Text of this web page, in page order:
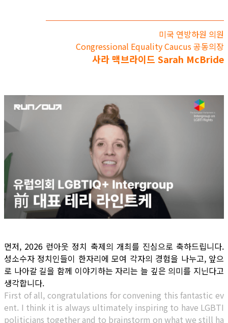
미국 연방하원 의원
Congressional Equality Caucus 공동의장
사라 맥브라이드 Sarah McBride
먼저, 2026 런아웃 정치 축제의 개최를 진심으로 축하드립니다.
성소수자 정치인들이 한자리에 모여 각자의 경험을 나누고, 앞으
로 나아갈 길을 함께 이야기하는 자리는 늘 깊은 의미를 지닌다고
생각합니다.
First of all, congratulations for convening this fantastic ev
ent. I think it is always ultimately inspiring to have LGBTI
politicians together and to brainstorm on what we still ha